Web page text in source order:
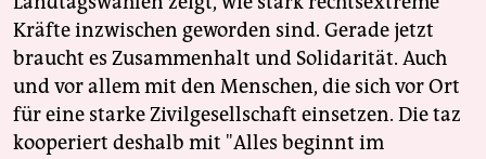
Kräfte inzwischen geworden sind. Gerade jetzt
braucht es Zusammenhalt und Solidarität. Auch
und vor allem mit den Menschen, die sich vor Ort
für eine starke Zivilgesellschaft einsetzen. Die taz
kooperiert deshalb mit "Alles beginnt im